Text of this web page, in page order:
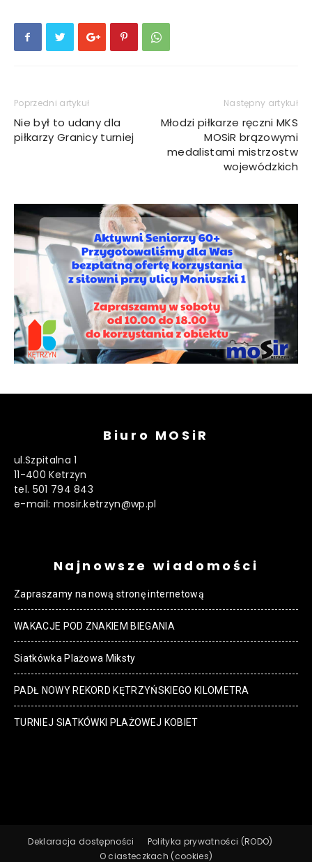
Poprzedni artykuł
Nie był to udany dla
piłkarzy Granicy turniej
Następny artykuł
Młodzi piłkarze ręczni MKS
MOSiR brązowymi
medalistami mistrzostw
wojewódzkich
Biuro MOSiR
ul.Szpitalna 1
11-400 Ketrzyn
tel. 501 794 843
e-mail: mosir.ketrzyn@wp.pl
Najnowsze wiadomości
Zapraszamy na nową stronę internetową
WAKACJE POD ZNAKIEM BIEGANIA
Siatkówka Plażowa Miksty
PADŁ NOWY REKORD KĘTRZYŃSKIEGO KILOMETRA
TURNIEJ SIATKÓWKI PLAŻOWEJ KOBIET
Deklaracja dostępności
Polityka prywatności (RODO)
O ciasteczkach (cookies)